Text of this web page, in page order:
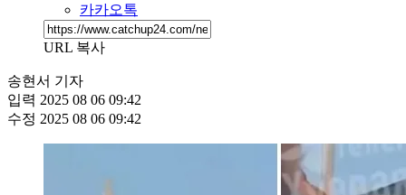
카카오톡
URL 복사
송현서 기자
입력 2025 08 06 09:42
수정 2025 08 06 09:42